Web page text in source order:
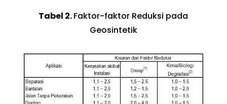
Tabel 2.Faktor-faktor Reduksi pada
Geosintetik